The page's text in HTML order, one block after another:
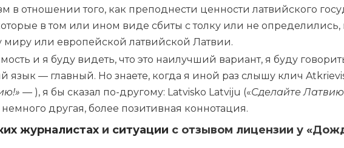
в отношении того, как преподнести ценности латвийского
в том или ином виде сбиты с толку или не определились,
миру или европейской латвийской Латвии.
и я буду видеть, что это наилучший вариант, я буду
язык — главный. Но знаете, когда я иной раз слышу клич
— ), я бы сказал по-другому: Latvisko Latviju («Сделайте Латвию
немного другая, более позитивная коннотация.
журналистах и ситуации с отзывом лицензии у